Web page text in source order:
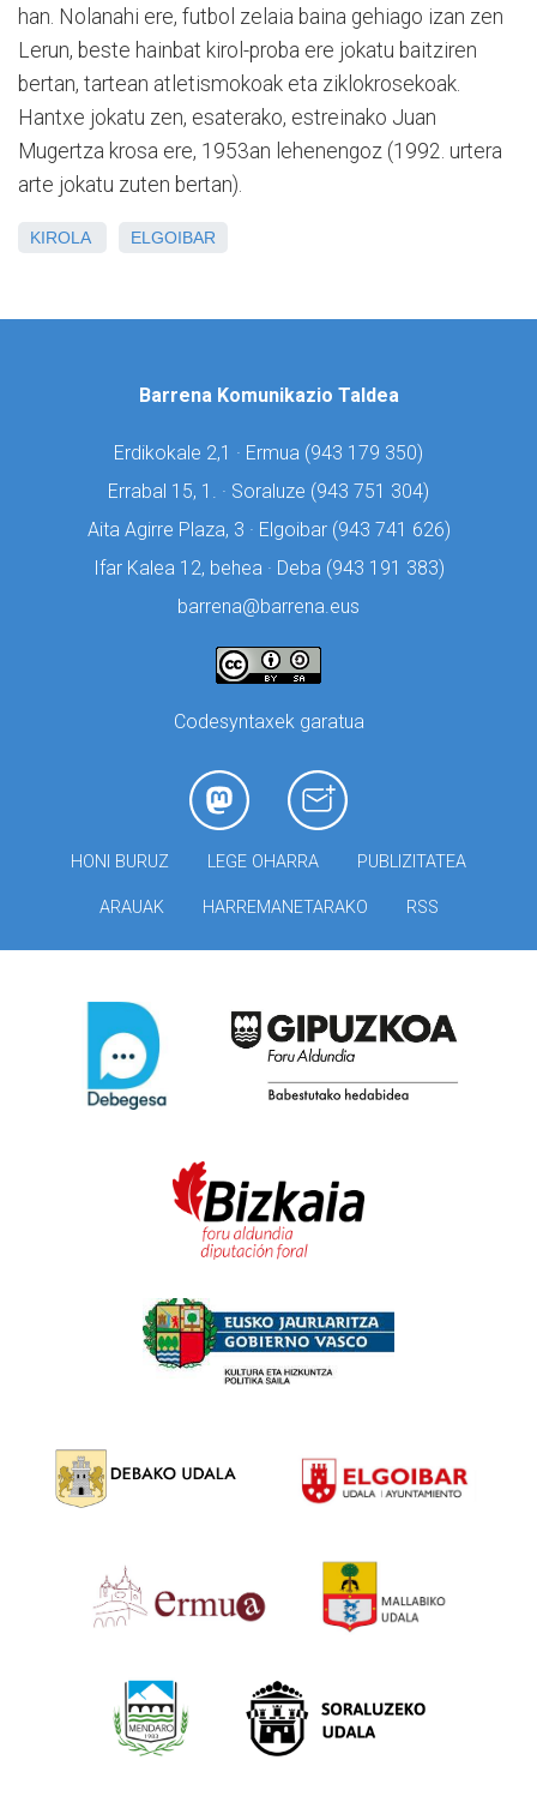
han. Nolanahi ere, futbol zelaia baina gehiago izan zen
Lerun, beste hainbat kirol-proba ere jokatu baitziren
bertan, tartean atletismokoak eta ziklokrosekoak.
Hantxe jokatu zen, esaterako, estreinako Juan
Mugertza krosa ere, 1953an lehenengoz (1992. urtera
arte jokatu zuten bertan).
KIROLA ELGOIBAR
Barrena Komunikazio Taldea
Erdikokale 2,1 · Ermua (943 179 350)
Errabal 15, 1. · Soraluze (943 751 304)
Aita Agirre Plaza, 3 · Elgoibar (943 741 626)
Ifar Kalea 12, behea · Deba (943 191 383)
barrena@barrena.eus
Codesyntaxek garatua
HONI BURUZ LEGE OHARRA PUBLIZITATEA
ARAUAK HARREMANETARAKO RSS